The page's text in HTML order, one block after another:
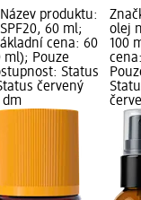
produktu:
60 ml;
cena: 60
ml); Pouze
Status
červený
dm
olej
100